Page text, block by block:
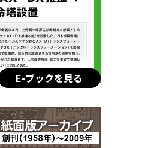
E-ブックを見る